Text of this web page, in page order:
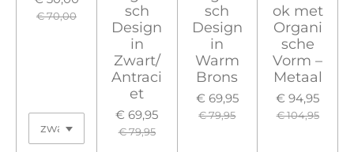
€ 70,00
sch
Design
in
Zwart/
Antraci
et
€ 69,95
€ 79,95
sch
Design
in
Warm
Brons
€ 69,95
€ 79,95
ok met
Organi
sche
Vorm –
Metaal
€ 94,95
€ 104,95